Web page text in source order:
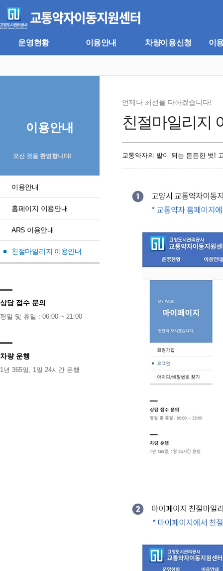
뉴
바
기
바
로
운영현황 이용안내 차량이용신청 이
이용안내
오신 것을 환영합니다!
이용안내
홈페이지 이용안내
ARS 이용안내
친절마일리지 이용안내
상담 접수 문의
평일 및 휴일 : 06:00 ~ 21:00
차량 운행
1년 365일, 1일 24시간 운행
친절마일리지
언제나 최선을 다하겠습니다!
교통약자의 발이 되는 든든한 벗!